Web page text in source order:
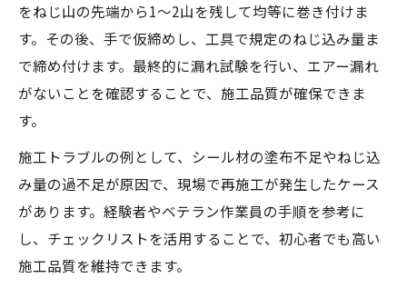
をねじ山の先端から1〜2山を残して均等に巻き付けま
す。その後、手で仮締めし、工具で規定のねじ込み量ま
で締め付けます。最終的に漏れ試験を行い、エアー漏れ
がないことを確認することで、施工品質が確保できま
す。
施工トラブルの例として、シール材の塗布不足やねじ込
み量の過不足が原因で、現場で再施工が発生したケース
があります。経験者やベテラン作業員の手順を参考に
し、チェックリストを活用することで、初心者でも高い
施工品質を維持できます。